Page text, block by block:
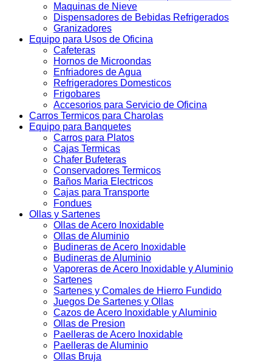
Maquinas de Nieve
Dispensadores de Bebidas Refrigerados
Granizadores
Equipo para Usos de Oficina
Cafeteras
Hornos de Microondas
Enfriadores de Agua
Refrigeradores Domesticos
Frigobares
Accesorios para Servicio de Oficina
Carros Termicos para Charolas
Equipo para Banquetes
Carros para Platos
Cajas Termicas
Chafer Bufeteras
Conservadores Termicos
Baños Maria Electricos
Cajas para Transporte
Fondues
Ollas y Sartenes
Ollas de Acero Inoxidable
Ollas de Aluminio
Budineras de Acero Inoxidable
Budineras de Aluminio
Vaporeras de Acero Inoxidable y Aluminio
Sartenes
Sartenes y Comales de Hierro Fundido
Juegos De Sartenes y Ollas
Cazos de Acero Inoxidable y Aluminio
Ollas de Presion
Paelleras de Acero Inoxidable
Paelleras de Aluminio
Ollas Bruja